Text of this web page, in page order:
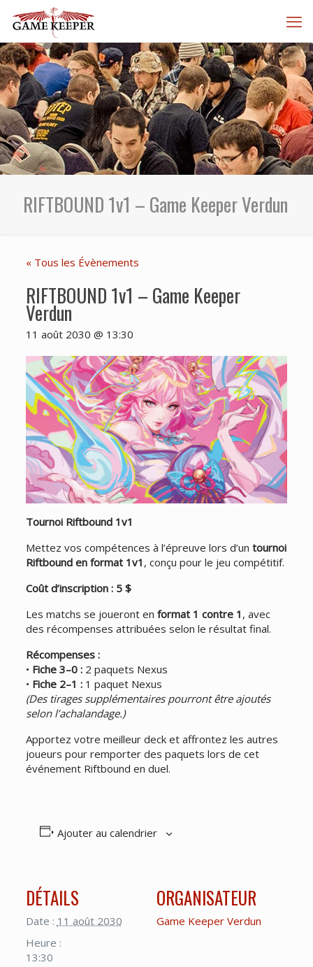
RIFTBOUND 1v1 – Game Keeper Verdun
« Tous les Évènements
RIFTBOUND 1v1 – Game Keeper
Verdun
11 août 2030 @ 13:30
Tournoi Riftbound 1v1
Mettez vos compétences à l’épreuve lors d’un tournoi
Riftbound en format 1v1 , conçu pour le jeu compétitif.
Coût d’inscription : 5 $
Les matchs se joueront en format 1 contre 1 , avec
des récompenses attribuées selon le résultat final.
Récompenses :
• Fiche 3–0 :2 paquets Nexus
• Fiche 2–1 :1 paquet Nexus
(Des tirages supplémentaires pourront être ajoutés
selon l’achalandage.)
Apportez votre meilleur deck et affrontez les autres
joueurs pour remporter des paquets lors de cet
événement Riftbound en duel.
Ajouter au calendrier
DÉTAILS
Date : 11 août 2030
Heure :
13:30
ORGANISATEUR
Game Keeper Verdun